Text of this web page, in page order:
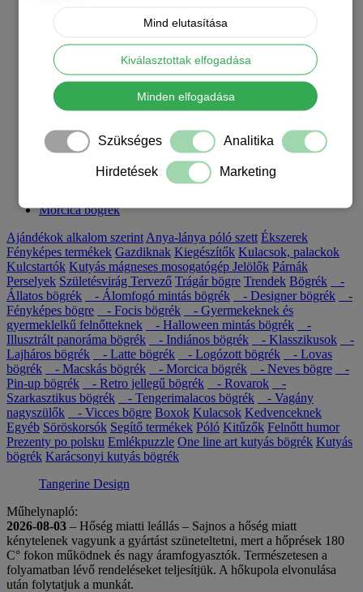
Tacskó mintás karácsonyi bögrék
Uszkáros karácsonyi bögrék
Vizslás karácsonyi bögrék
Welsh terrier mintás karácsonyi bögrék
Westie mintás karácsonyi bögrék
Mutass mindent Karácsonyi kutyás bögrék
Blog
Morcica bögrék
Ajándékok alkalom szerint Anya-lánya póló szett Ékszerek
Fényképes termékek Gazdiknak Kiegészítők Kulacsok, palackok
Kulcstartók Kutyás mágneses mosogatógép Jelölők Párnák
Perselyek Születésvirág Tervező Trágár bögre Trendek Bögrék
-
Állatos bögrék
- Álomfogó mintás bögrék - Designer bögrék
-
Fényképes bögre
- Focis bögrék
- Gyermekeknek és
gyermeklelkű felnőtteknek
- Halloween mintás bögrék
-
Illusztrált panoráma bögrék
- Indiános bögrék - Klasszikusok
-
Lajháros bögrék
- Latte bögrék - Logózott bögrék
- Lovas
bögrék
- Macskás bögrék - Morcica bögrék - Neves bögre
-
Pin-up bögrék
- Retro jellegű bögrék - Rovarok
-
Szarkasztikus bögrék
- Tengerimalacos bögrék
- Vagány
nagyszülők
- Vicces bögre Boxok Kulacsok Kedvenceknek
Egyéb Söröskorsók Segítő termékek Póló Kitűzők Felnőtt humor
Prezenty po polsku Emlékpuzzle One line art kutyás bögrék Kutyás
bögrék Karácsonyi kutyás bögrék
Tangerine Design
Műhelynapló:
2026-08-03 – Hőség miatti leállás – Sajnos a hőség miatt
kénytelenek vagyunk a gyártást szüneteltetni, mert a hőprések 180
C° fokon működnek és nagy áramfogyasztók. Természetesen a
folyamatban lévő rendeléseket teljesítjük. A hőkupola elvonulása
után folytatjuk a munkát.
Mind elutasítása
Kiválasztottak elfogadása
Minden elfogadása
Szükséges Analitika
Hirdetések Marketing